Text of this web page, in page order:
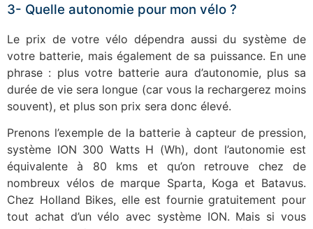
3- Quelle autonomie pour mon vélo ?
Le prix de votre vélo dépendra aussi du système de
votre batterie, mais également de sa puissance. En une
phrase : plus votre batterie aura d’autonomie, plus sa
durée de vie sera longue (car vous la rechargerez moins
souvent), et plus son prix sera donc élevé.
Prenons l’exemple de la batterie à capteur de pression,
système ION 300 Watts H (Wh), dont l’autonomie est
équivalente à 80 kms et qu’on retrouve chez de
nombreux vélos de marque Sparta, Koga et Batavus.
Chez Holland Bikes, elle est fournie gratuitement pour
tout achat d’un vélo avec système ION. Mais si vous